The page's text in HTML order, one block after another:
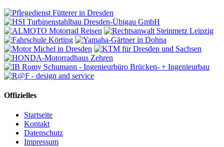
Offizielles
Startseite
Kontakt
Datenschutz
Impressum